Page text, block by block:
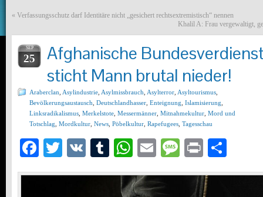
« Verfassungsschutz darf Identitäre nicht „gesichert rechtsextremistisch“ nennen
Khalil A: Frau vergewaltigt,
SEP
25
Afghanische
sticht Mann brutal nieder!
Araberclan Asylindustrie Asylmissbrauch Asylterror Asyltourismus
Bevölkerungsaustausch Deutschlandhasser Enteignung Islamisierung
Linksradikalismus Merkelstote Messermänner Mitnahmekultur Mord und
Totschlag Mordkultur News Pöbelkultur Rapefugees Tagesschau
Facebook
Twitter
VK Tumblr
WhatsApp
EmailMessage
Print